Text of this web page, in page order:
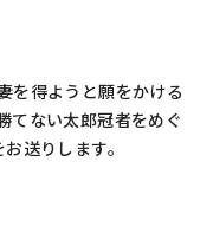
を得ようと願をかける
てない太郎冠者をめぐ
送りします。